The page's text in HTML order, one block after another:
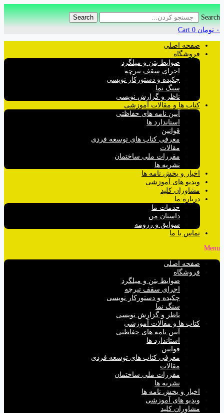
Search
Search
۰ تومان 0
Cart
صفحه اصلی
فروشگاه
ضوابط بتن و میلگرد
اجرای سقف تیرچه
چکیده و دستورکار نویسی
سنگ نما
ناظر و گزارش نویسی
کتاب ها و مقالات آموزشی
آیین نامه های حفاظتی
استاندارد ها
قوانین
معرفی کتاب های توسعه فردی
مقالات
مقررات ملی ساختمان
نشریه ها
اخبار و بخش نامه ها
ویدیو های آموزشی
مشاوران کلید
درباره ما
خدمات ما
داستان من
سوابق و رزومه
تماس با ما
Menu
صفحه اصلی
فروشگاه
ضوابط بتن و میلگرد
اجرای سقف تیرچه
چکیده و دستورکار نویسی
سنگ نما
ناظر و گزارش نویسی
کتاب ها و مقالات آموزشی
آیین نامه های حفاظتی
استاندارد ها
قوانین
معرفی کتاب های توسعه فردی
مقالات
مقررات ملی ساختمان
نشریه ها
اخبار و بخش نامه ها
ویدیو های آموزشی
مشاوران کلید